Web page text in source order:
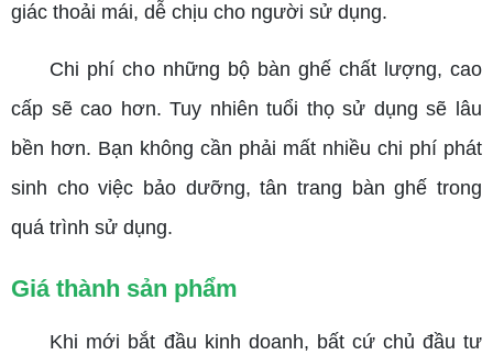
giác thoải mái, dễ chịu cho người sử dụng.
Chi phí cho những bộ bàn ghế chất lượng, cao
cấp sẽ cao hơn. Tuy nhiên tuổi thọ sử dụng sẽ lâu
bền hơn. Bạn không cần phải mất nhiều chi phí phát
sinh cho việc bảo dưỡng, tân trang bàn ghế trong
quá trình sử dụng.
Giá thành sản phẩm
Khi mới bắt đầu kinh doanh, bất cứ chủ đầu tư